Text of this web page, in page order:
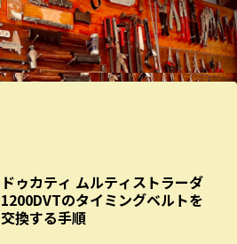
ドゥカティ ムルティストラーダ
1200DVTのタイミングベルトを
交換する手順